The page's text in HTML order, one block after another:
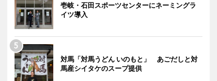
壱岐・石田スポーツセンターにネーミングラ
イツ導入
対馬「対馬うどん いのもと」 あごだしと対
馬産シイタケのスープ提供